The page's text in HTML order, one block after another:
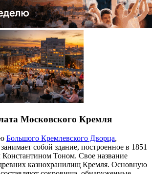
Московского Кремля
Большого Кремлевского Дворца,
собой здание, построенное в 1851
Константином Тоном. Свое название
казнохранилищ Кремля. Основную